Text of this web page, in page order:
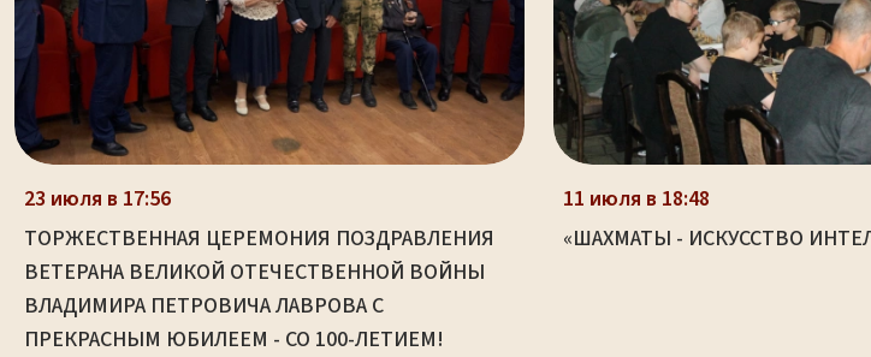
23 июля в 17:56
ТОРЖЕСТВЕННАЯ ЦЕРЕМОНИЯ ПОЗДРАВЛЕНИЯ
ВЕТЕРАНА ВЕЛИКОЙ ОТЕЧЕСТВЕННОЙ ВОЙНЫ
ВЛАДИМИРА ПЕТРОВИЧА ЛАВРОВА С
ПРЕКРАСНЫМ ЮБИЛЕЕМ - СО 100-ЛЕТИЕМ!
11 июля в 18:48
«ШАХМАТЫ - ИСКУССТВО